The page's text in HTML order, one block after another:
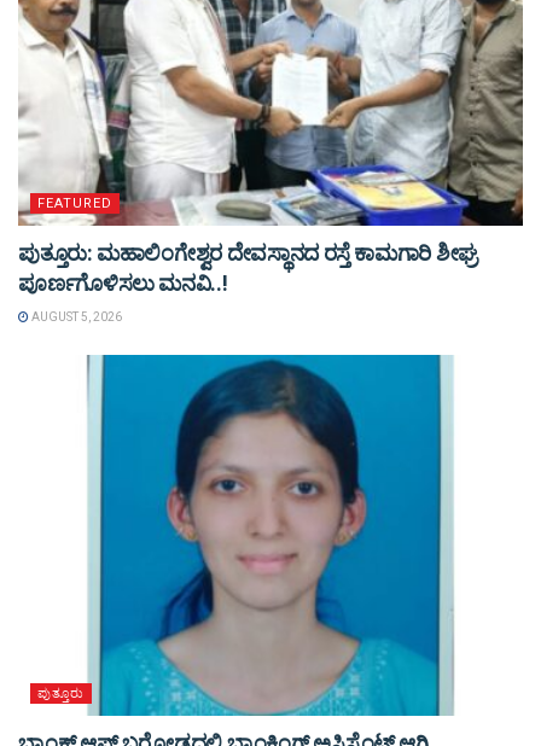
FEATURED
ಪುತ್ತೂರು: ಮಹಾಲಿಂಗೇಶ್ವರ ದೇವಸ್ಥಾನದ ರಸ್ತೆ ಕಾಮಗಾರಿ ಶೀಘ್ರ
ಪೂರ್ಣಗೊಳಿಸಲು ಮನವಿ..!
AUGUST 5, 2026
ಪುತ್ತೂರು